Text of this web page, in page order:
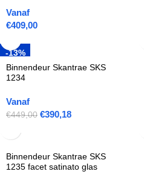
Vanaf
€409,00
-13%
Binnendeur Skantrae SKS
1234
Vanaf
€449,00 €390,18
Binnendeur Skantrae SKS
1235 facet satinato glas